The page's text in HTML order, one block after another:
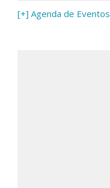
[+] Agenda de Eventos